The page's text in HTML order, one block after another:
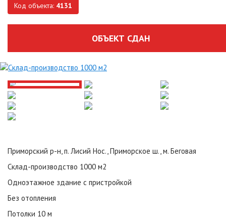
Код объекта: 4131
ОБЪЕКТ СДАН
Приморский р-н, п. Лисий Нос., Приморское ш., м. Беговая
Склад-производство 1000 м2
Одноэтажное здание с пристройкой
Без отопления
Потолки 10 м